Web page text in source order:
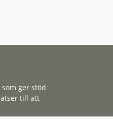
ger stöd
till att